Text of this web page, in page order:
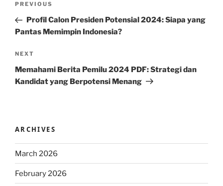
Previous
Post
PREVIOUS
Profil Calon Presiden Potensial 2024: Siapa yang
Pantas Memimpin Indonesia?
Next
Post
NEXT
Memahami Berita Pemilu 2024 PDF: Strategi dan
Kandidat yang Berpotensi Menang
ARCHIVES
March 2026
February 2026